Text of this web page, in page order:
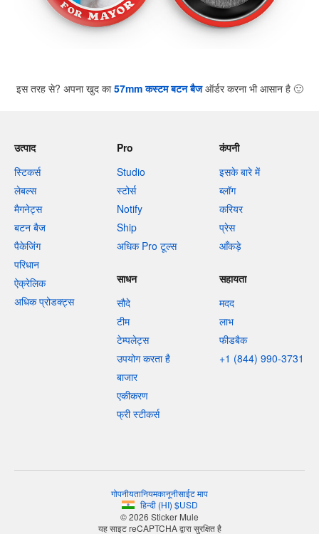
इस तरह से? अपना खुद का57mm कस्टम बटन बैजऑर्डर करना भी आसान है 🙂
उत्पाद
स्टिकर्स
लेबल्स
मैगनेट्स
बटन बैज
पैकेजिंग
परिधान
ऐक्रेलिक
अधिक प्रोडक्ट्स
Pro
Studio
स्टोर्स
Notify
Ship
अधिक Pro टूल्स
कंपनी
इसके बारे में
ब्लॉग
करियर
प्रेस
आँकड़े
साधन
सौदे
टीम
टेम्पलेट्स
उपयोग करता है
बाजार
एकीकरण
फ्री स्टीकर्स
सहायता
मदद
लाभ
फीडबैक
+1 (844) 990-3731
गोपनीयतानियमकानूनीसाईट माप
हिन्दी(HI) $USD
© 2026 Sticker Mule
यह साइट reCAPTCHA द्वारा सुरक्षित है